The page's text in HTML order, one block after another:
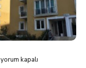
yorum kapalı